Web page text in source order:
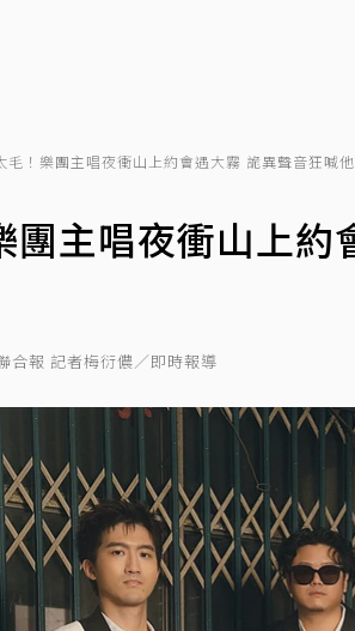
毛！樂團主唱夜衝山上約會遇大霧 詭異聲音狂喊
團主唱夜衝山上
合報 記者梅衍儂／即時報導